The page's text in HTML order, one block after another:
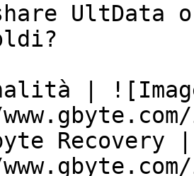
UltData
|